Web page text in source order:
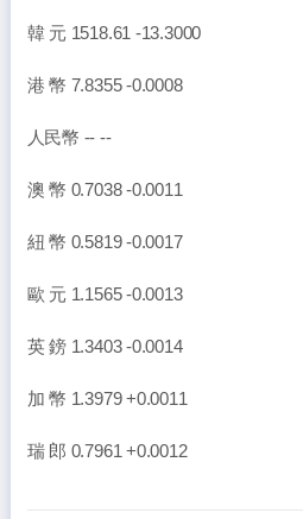
韓 元 1518.61 -13.3000
港 幣 7.8355 -0.0008
人民幣 -- --
澳 幣 0.7038 -0.0011
紐 幣 0.5819 -0.0017
歐 元 1.1565 -0.0013
英 鎊 1.3403 -0.0014
加 幣 1.3979 +0.0011
瑞 郎 0.7961 +0.0012